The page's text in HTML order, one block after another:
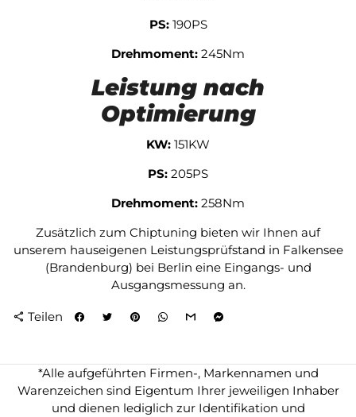
PS: 190PS
Drehmoment: 245Nm
Leistung nach
Optimierung
KW: 151KW
PS: 205PS
Drehmoment: 258Nm
Zusätzlich zum Chiptuning bieten wir Ihnen auf
unserem hauseigenen Leistungsprüfstand in Falkensee
(Brandenburg) bei Berlin eine Eingangs- und
Ausgangsmessung an.
share Teilen
*Alle aufgeführten Firmen-, Markennamen und
Warenzeichen sind Eigentum Ihrer jeweiligen Inhaber
und dienen lediglich zur Identifikation und